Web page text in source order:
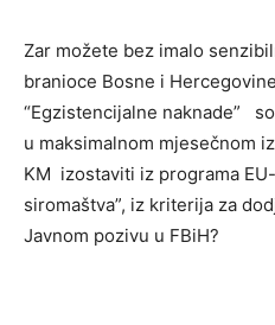
Zar možete bez imalo
branioce Bosne i
“Egzistencijalne naknade”
u maksimalnom mjesečnom
KM izostaviti iz programa
siromaštva”, iz kriterija za
Javnom pozivu u FBiH?